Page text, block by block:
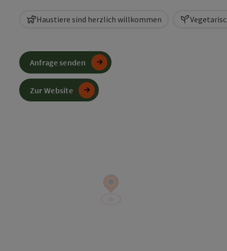
Haustiere sind herzlich willkommen
Anfrage senden
Zur Website